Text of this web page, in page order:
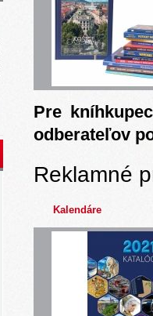
Pre
odberateľov
Reklamné
Kalendáre